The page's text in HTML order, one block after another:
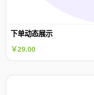
下单动态展示
￥29.00